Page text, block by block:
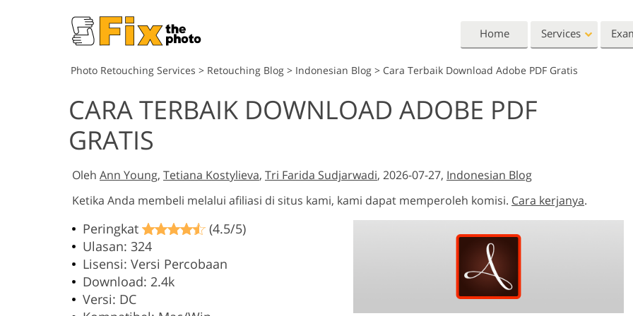
Home Services
Clipping Path
Lightroom Presets
Best Deal Presets
Photoshop Actions
Photoshop Textures
Entire Ps Actions
Bundles
Photo Retouching Services > Retouching Blog > Indonesian Blog > Cara Terbaik Download Adobe PDF Gratis
CARA TERBAIK DOWNLOAD ADOBE PDF
GRATIS
Oleh Ann Young, Tetiana Kostylieva, Tri Farida Sudjarwadi, 2026-07-27, Indonesian Blog
Ketika Anda membeli melalui afiliasi di situs kami, kami dapat memperoleh komisi. Cara kerjanya.
Peringkat
(4.5/5)
Ulasan: 324
Lisensi: Versi Percobaan
Download: 2.4k
Versi: DC